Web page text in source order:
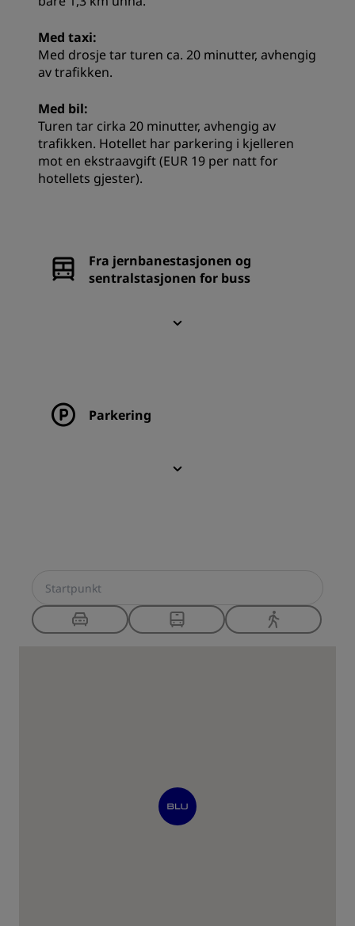
Med taxi:
Med drosje tar turen ca. 20 minutter, avhengig
av trafikken.
Med bil:
Turen tar cirka 20 minutter, avhengig av
trafikken. Hotellet har parkering i kjelleren
mot en ekstraavgift (EUR 19 per natt for
hotellets gjester).
Fra jernbanestasjonen og
sentralstasjonen for buss
Parkering